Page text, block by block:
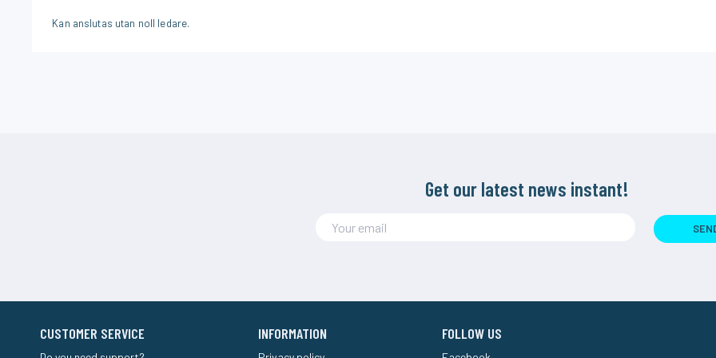
Kan anslutas utan noll ledare.
Get our latest news instant!
CUSTOMER SERVICE INFORMATION FOLLOW US